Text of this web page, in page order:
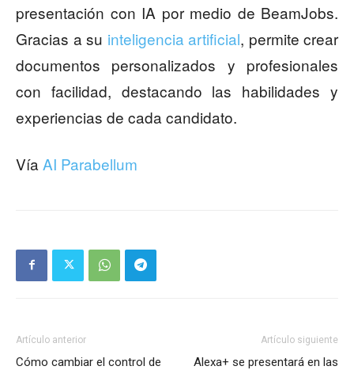
presentación con IA por medio de BeamJobs.
Gracias a su inteligencia artificial, permite crear
documentos personalizados y profesionales
con facilidad, destacando las habilidades y
experiencias de cada candidato.
Vía AI Parabellum
Artículo anterior
Cómo cambiar el control de
Artículo siguiente
Alexa+ se presentará en las